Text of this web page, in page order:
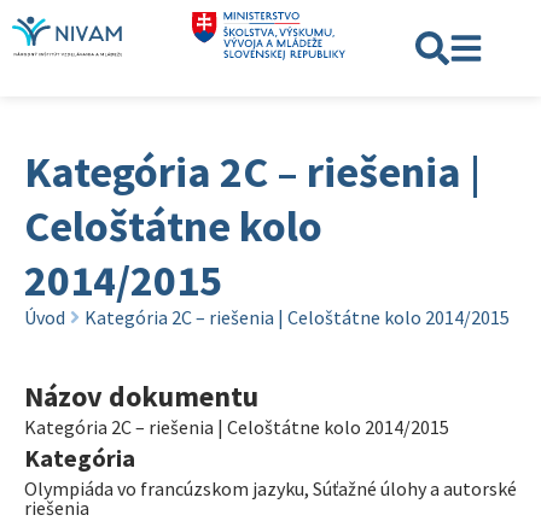
Kategória 2C – riešenia |
Celoštátne kolo
2014/2015
Úvod Kategória 2C – riešenia | Celoštátne kolo 2014/2015
Názov dokumentu
Kategória 2C – riešenia | Celoštátne kolo 2014/2015
Kategória
Olympiáda vo francúzskom jazyku, Súťažné úlohy a autorské
riešenia